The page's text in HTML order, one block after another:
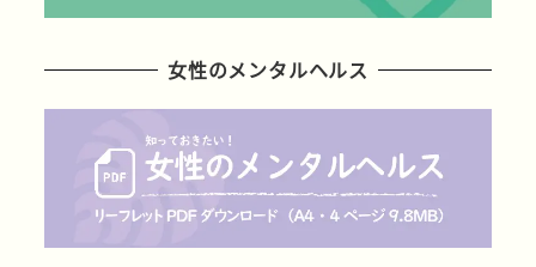
女性のメンタルヘルス